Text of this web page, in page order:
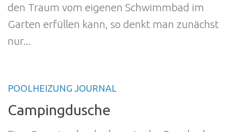
den Traum vom eigenen Schwimmbad im
Garten erfüllen kann, so denkt man zunächst
nur...
POOLHEIZUNG JOURNAL
Campingdusche